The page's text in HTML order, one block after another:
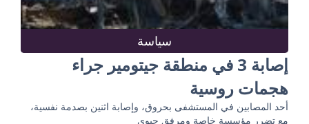
سياسة
إصابة 3 في منطقة جيتومير جراء
هجمات روسية
أحد المصابين في المستشفى بحروق، وإصابة اثنين بصدمة نفسية،
مع تضرر مؤسسة خاصة ومرفق حيوي